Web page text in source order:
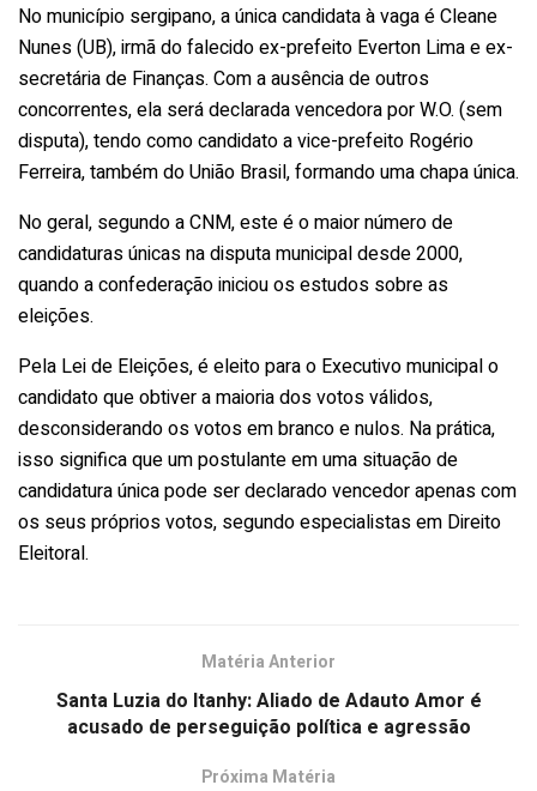
No município sergipano, a única candidata à vaga é Cleane
Nunes (UB), irmã do falecido ex-prefeito Everton Lima e ex-
secretária de Finanças. Com a ausência de outros
concorrentes, ela será declarada vencedora por W.O. (sem
disputa), tendo como candidato a vice-prefeito Rogério
Ferreira, também do União Brasil, formando uma chapa única.
No geral, segundo a CNM, este é o maior número de
candidaturas únicas na disputa municipal desde 2000,
quando a confederação iniciou os estudos sobre as
eleições.
Pela Lei de Eleições, é eleito para o Executivo municipal o
candidato que obtiver a maioria dos votos válidos,
desconsiderando os votos em branco e nulos. Na prática,
isso significa que um postulante em uma situação de
candidatura única pode ser declarado vencedor apenas com
os seus próprios votos, segundo especialistas em Direito
Eleitoral.
Matéria Anterior
Santa Luzia do Itanhy: Aliado de Adauto Amor é
acusado de perseguição política e agressão
Próxima Matéria